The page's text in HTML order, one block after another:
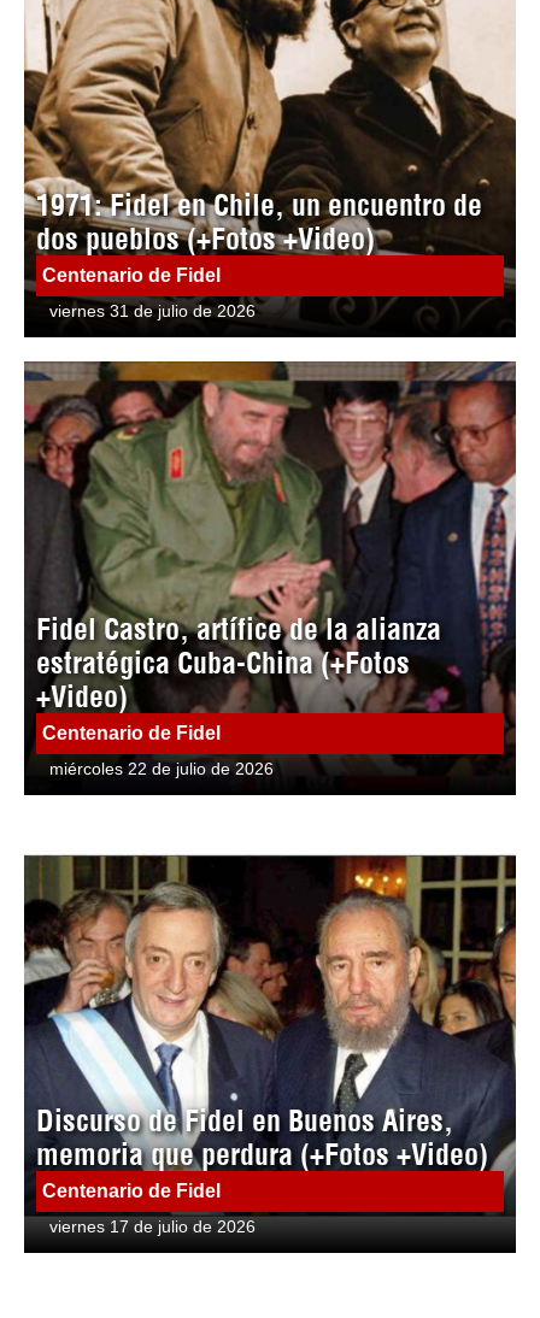
1971: Fidel en Chile, un encuentro de
dos pueblos (+Fotos +Video)
Centenario de Fidel
viernes 31 de julio de 2026
Fidel Castro, artífice de la alianza
estratégica Cuba-China (+Fotos
+Video)
Centenario de Fidel
miércoles 22 de julio de 2026
Discurso de Fidel en Buenos Aires,
memoria que perdura (+Fotos +Video)
Centenario de Fidel
viernes 17 de julio de 2026